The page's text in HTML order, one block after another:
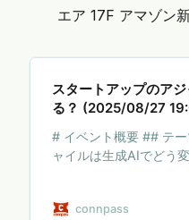
エア 17F アマゾン
スタートアップのア
る？ (2025/08/27
# イベント概要 ## テ
ャイルは生成AIでどう
たか実感がない」 「AI
connpass